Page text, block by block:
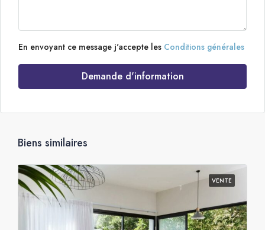
En envoyant ce message j'accepte les Conditions générales
Demande d'information
Biens similaires
VENTE